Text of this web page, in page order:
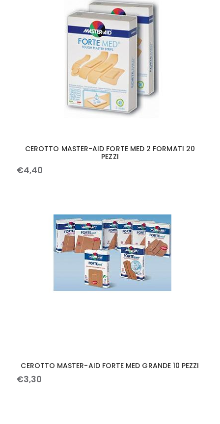
CEROTTO MASTER-AID FORTE MED 2 FORMATI 20
PEZZI
€4,40
CEROTTO MASTER-AID FORTE MED GRANDE 10 PEZZI
€3,30